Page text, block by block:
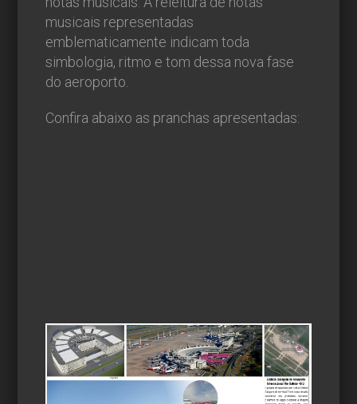
musicais representadas
emblematicamente indicam toda
simbologia, ritmo e tom dessa nova fase
do aeroporto.
Confira abaixo as pranchas apresentadas: